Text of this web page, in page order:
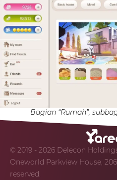
Bagian “Rumah”,
© 2019 - 2026 Delecon
Oneworld Parkview House,
reserved.